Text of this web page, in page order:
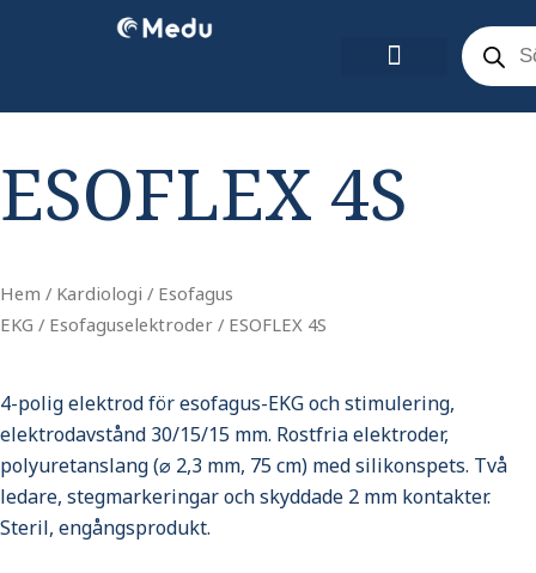
Products
search
ESOFLEX 4S
Hem / Kardiologi / Esofagus
EKG / Esofaguselektroder / ESOFLEX 4S
4-polig elektrod för esofagus-EKG och stimulering,
elektrodavstånd 30/15/15 mm. Rostfria elektroder,
polyuretanslang (⌀ 2,3 mm, 75 cm) med silikonspets. Två
ledare, stegmarkeringar och skyddade 2 mm kontakter.
Steril, engångsprodukt.